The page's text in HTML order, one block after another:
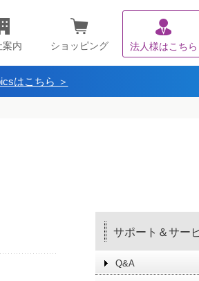
案内 ショッピング 法人様はこちら
はこちら ＞
サポート＆サー
Q&A